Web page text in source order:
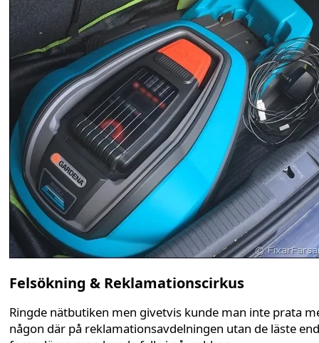
Felsökning & Reklamationscirkus
Ringde nätbutiken men givetvis kunde man inte prata
någon där på reklamationsavdelningen utan de läste